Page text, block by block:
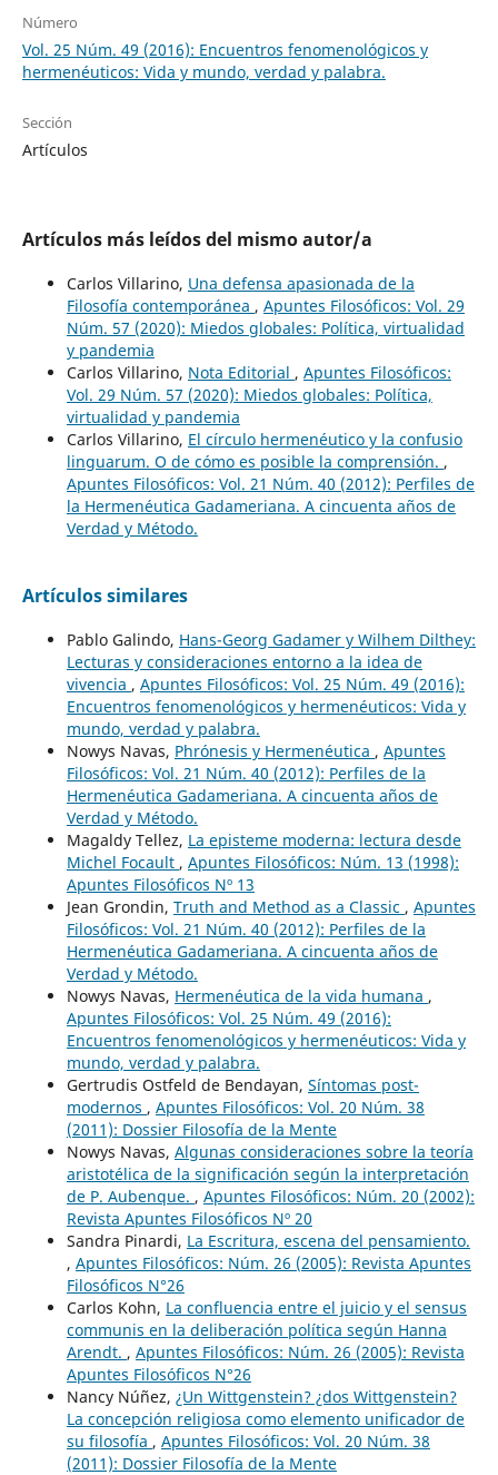
Número
Vol. 25 Núm. 49 (2016): Encuentros fenomenológicos y
hermenéuticos: Vida y mundo, verdad y palabra.
Sección
Artículos
Artículos más leídos del mismo autor/a
Carlos Villarino, Una defensa apasionada de la
Filosofía contemporánea , Apuntes Filosóficos: Vol. 29
Núm. 57 (2020): Miedos globales: Política, virtualidad
y pandemia
Carlos Villarino, Nota Editorial , Apuntes Filosóficos:
Vol. 29 Núm. 57 (2020): Miedos globales: Política,
virtualidad y pandemia
Carlos Villarino, El círculo hermenéutico y la confusio
linguarum. O de cómo es posible la comprensión. ,
Apuntes Filosóficos: Vol. 21 Núm. 40 (2012): Perfiles de
la Hermenéutica Gadameriana. A cincuenta años de
Verdad y Método.
Artículos similares
Pablo Galindo, Hans-Georg Gadamer y Wilhem Dilthey:
Lecturas y consideraciones entorno a la idea de
vivencia , Apuntes Filosóficos: Vol. 25 Núm. 49 (2016):
Encuentros fenomenológicos y hermenéuticos: Vida y
mundo, verdad y palabra.
Nowys Navas, Phrónesis y Hermenéutica , Apuntes
Filosóficos: Vol. 21 Núm. 40 (2012): Perfiles de la
Hermenéutica Gadameriana. A cincuenta años de
Verdad y Método.
Magaldy Tellez, La episteme moderna: lectura desde
Michel Focault , Apuntes Filosóficos: Núm. 13 (1998):
Apuntes Filosóficos Nº 13
Jean Grondin, Truth and Method as a Classic , Apuntes
Filosóficos: Vol. 21 Núm. 40 (2012): Perfiles de la
Hermenéutica Gadameriana. A cincuenta años de
Verdad y Método.
Nowys Navas, Hermenéutica de la vida humana ,
Apuntes Filosóficos: Vol. 25 Núm. 49 (2016):
Encuentros fenomenológicos y hermenéuticos: Vida y
mundo, verdad y palabra.
Gertrudis Ostfeld de Bendayan, Síntomas post-
modernos , Apuntes Filosóficos: Vol. 20 Núm. 38
(2011): Dossier Filosofía de la Mente
Nowys Navas, Algunas consideraciones sobre la teoría
aristotélica de la significación según la interpretación
de P. Aubenque. , Apuntes Filosóficos: Núm. 20 (2002):
Revista Apuntes Filosóficos Nº 20
Sandra Pinardi, La Escritura, escena del pensamiento.
, Apuntes Filosóficos: Núm. 26 (2005): Revista Apuntes
Filosóficos N°26
Carlos Kohn, La confluencia entre el juicio y el sensus
communis en la deliberación política según Hanna
Arendt. , Apuntes Filosóficos: Núm. 26 (2005): Revista
Apuntes Filosóficos N°26
Nancy Núñez, ¿Un Wittgenstein? ¿dos Wittgenstein?
La concepción religiosa como elemento unificador de
su filosofía , Apuntes Filosóficos: Vol. 20 Núm. 38
(2011): Dossier Filosofía de la Mente